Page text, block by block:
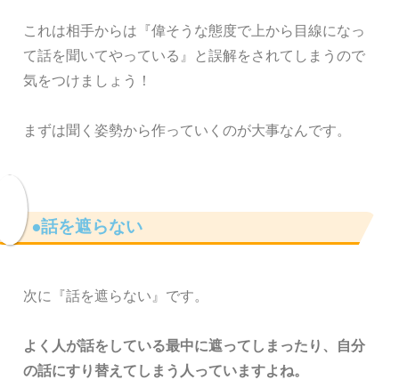
これは相手からは『偉そうな態度で上から目線になっ
て話を聞いてやっている』と誤解をされてしまうので
気をつけましょう！
まずは聞く姿勢から作っていくのが大事なんです。
●話を遮らない
次に『話を遮らない』です。
よく人が話をしている最中に遮ってしまったり、自分
の話にすり替えてしまう人っていますよね。